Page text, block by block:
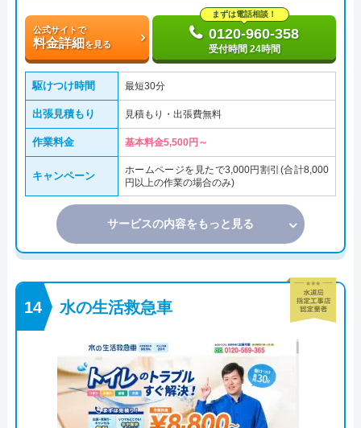
公式サイトで
料金詳細を見る
まずは電話相談！
0120-960-358
受付時間 24時間
駆けつけ時間 最短30分
出張見積もり 見積もり・出張費無料
作業料金 基本料金5,500円～
キャンペーン
ホームページを見たで3,000円割引(合計8,000
円以上の作業の場合のみ)
サービスの内容をもっと見る
水の生活救急車